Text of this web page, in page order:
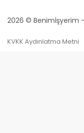
2026 © Benimİşyerim -
KVKK Aydınlatma Metni